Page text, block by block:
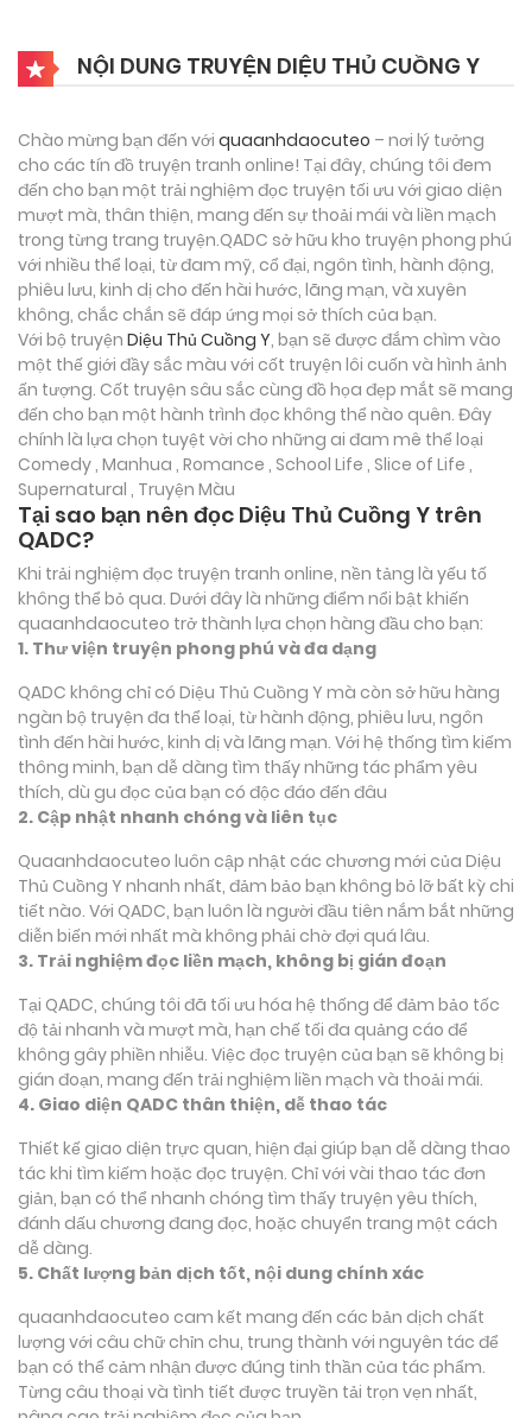
NỘI DUNG TRUYỆN DIỆU THỦ CUỒNG Y
Chào mừng bạn đến với quaanhdaocuteo – nơi lý tưởng
cho các tín đồ truyện tranh online! Tại đây, chúng tôi đem
đến cho bạn một trải nghiệm đọc truyện tối ưu với giao diện
mượt mà, thân thiện, mang đến sự thoải mái và liền mạch
trong từng trang truyện.QADC sở hữu kho truyện phong phú
với nhiều thể loại, từ đam mỹ, cổ đại, ngôn tình, hành động,
phiêu lưu, kinh dị cho đến hài hước, lãng mạn, và xuyên
không, chắc chắn sẽ đáp ứng mọi sở thích của bạn.
Với bộ truyện Diệu Thủ Cuồng Y, bạn sẽ được đắm chìm vào
một thế giới đầy sắc màu với cốt truyện lôi cuốn và hình ảnh
ấn tượng. Cốt truyện sâu sắc cùng đồ họa đẹp mắt sẽ mang
đến cho bạn một hành trình đọc không thể nào quên. Đây
chính là lựa chọn tuyệt vời cho những ai đam mê thể loại
Comedy , Manhua , Romance , School Life , Slice of Life ,
Supernatural , Truyện Màu
Tại sao bạn nên đọc Diệu Thủ Cuồng Y trên
QADC?
Khi trải nghiệm đọc truyện tranh online, nền tảng là yếu tố
không thể bỏ qua. Dưới đây là những điểm nổi bật khiến
quaanhdaocuteo trở thành lựa chọn hàng đầu cho bạn:
1. Thư viện truyện phong phú và đa dạng
QADC không chỉ có Diệu Thủ Cuồng Y mà còn sở hữu hàng
ngàn bộ truyện đa thể loại, từ hành động, phiêu lưu, ngôn
tình đến hài hước, kinh dị và lãng mạn. Với hệ thống tìm kiếm
thông minh, bạn dễ dàng tìm thấy những tác phẩm yêu
thích, dù gu đọc của bạn có độc đáo đến đâu
2. Cập nhật nhanh chóng và liên tục
Quaanhdaocuteo luôn cập nhật các chương mới của Diệu
Thủ Cuồng Y nhanh nhất, đảm bảo bạn không bỏ lỡ bất kỳ chi
tiết nào. Với QADC, bạn luôn là người đầu tiên nắm bắt những
diễn biến mới nhất mà không phải chờ đợi quá lâu.
3. Trải nghiệm đọc liền mạch, không bị gián đoạn
Tại QADC, chúng tôi đã tối ưu hóa hệ thống để đảm bảo tốc
độ tải nhanh và mượt mà, hạn chế tối đa quảng cáo để
không gây phiền nhiễu. Việc đọc truyện của bạn sẽ không bị
gián đoạn, mang đến trải nghiệm liền mạch và thoải mái.
4. Giao diện QADC thân thiện, dễ thao tác
Thiết kế giao diện trực quan, hiện đại giúp bạn dễ dàng thao
tác khi tìm kiếm hoặc đọc truyện. Chỉ với vài thao tác đơn
giản, bạn có thể nhanh chóng tìm thấy truyện yêu thích,
đánh dấu chương đang đọc, hoặc chuyển trang một cách
dễ dàng.
5. Chất lượng bản dịch tốt, nội dung chính xác
quaanhdaocuteo cam kết mang đến các bản dịch chất
lượng với câu chữ chỉn chu, trung thành với nguyên tác để
bạn có thể cảm nhận được đúng tinh thần của tác phẩm.
Từng câu thoại và tình tiết được truyền tải trọn vẹn nhất,